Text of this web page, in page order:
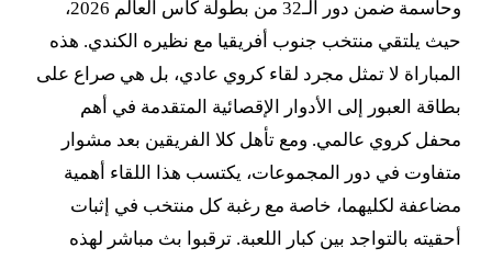
وحاسمة ضمن دور الـ32 من بطولة كأس العالم 2026،
حيث يلتقي منتخب جنوب أفريقيا مع نظيره الكندي. هذه
المباراة لا تمثل مجرد لقاء كروي عادي، بل هي صراع على
بطاقة العبور إلى الأدوار الإقصائية المتقدمة في أهم
محفل كروي عالمي. ومع تأهل كلا الفريقين بعد مشوار
متفاوت في دور المجموعات، يكتسب هذا اللقاء أهمية
مضاعفة لكليهما، خاصة مع رغبة كل منتخب في إثبات
أحقيته بالتواجد بين كبار اللعبة. ترقبوا بث مباشر لهذه